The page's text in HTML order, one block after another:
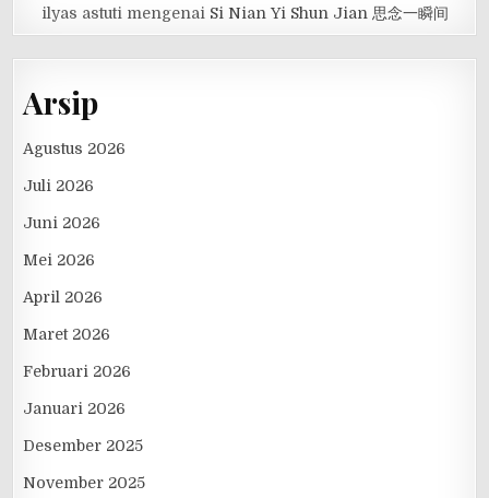
ilyas astuti mengenai Si Nian Yi Shun Jian 思念一瞬间
Arsip
Agustus 2026
Juli 2026
Juni 2026
Mei 2026
April 2026
Maret 2026
Februari 2026
Januari 2026
Desember 2025
November 2025